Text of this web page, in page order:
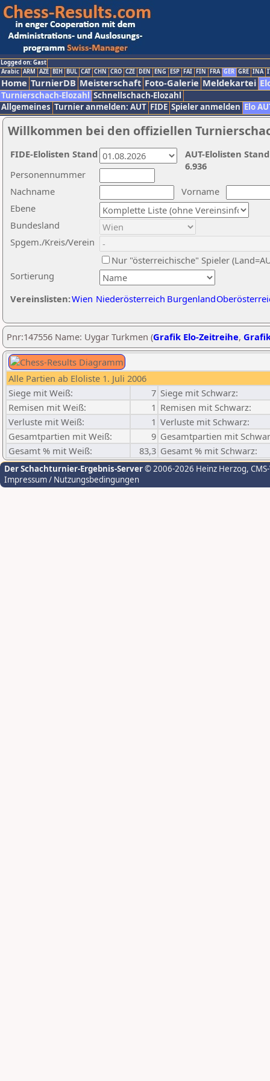
Logged on: Gast
Arabic ARM AZE BIH BUL CAT CHN CRO CZE DEN ENG ESP FAI FIN FRA GER GRE INA
Home TurnierDB Meisterschaft Foto-Galerie Meldekartei
Turnierschach-Elozahl Schnellschach-Elozahl
Allgemeines Turnier anmelden: AUT FIDE Spieler anmelden Elo
Willkommen bei den offiziellen
Nachname
Vorname
Ebene
Sortierung
Personennummer
Bundesland
Spgem./Kreis/Verein
Nur "österreichische" Spieler
Vereinslisten:Wien Niederösterreich Burgenland
AUT-Elolisten
6.936
FIDE-Elolisten Stand
Pnr:147556 Name: Uygar Turkmen (Grafik Elo-Zeitreihe,
Alle Partien ab Eloliste 1. Juli 2006
Siege mit Weiß:
7 Siege mit Schwarz:
Remisen mit Weiß:
1 Remisen mit Schwarz:
Verluste mit Weiß:
1 Verluste mit Schwarz:
Gesamtpartien mit Weiß:
9 Gesamtpartien mit
Gesamt % mit Weiß:
83,3 Gesamt % mit Schwarz:
Der Schachturnier-Ergebnis-Server© 2006-2026 Heinz Herzog,
Impressum / Nutzungsbedingungen